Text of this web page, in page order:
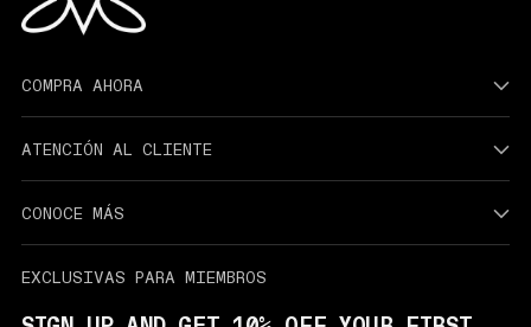
COMPRA AHORA
ATENCIÓN AL CLIENTE
CONOCE MÁS
EXCLUSIVAS PARA MIEMBROS